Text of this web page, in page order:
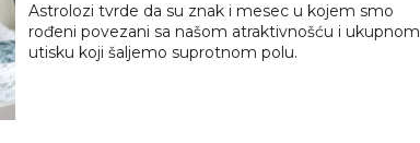
Astrolozi tvrde da su znak i mesec u kojem smo
rođeni povezani sa našom atraktivnošću i ukupnom
utisku koji šaljemo suprotnom polu.